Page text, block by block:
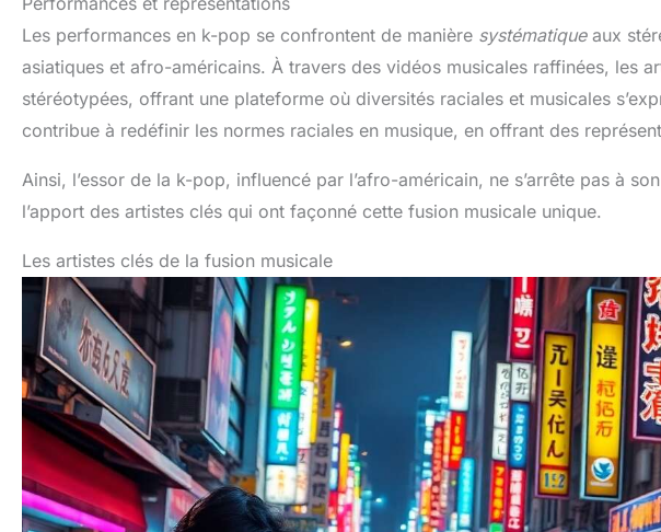
Les performances en k-pop se confrontent de manière systématiqueaux
asiatiques et afro-américains. À travers des vidéos musicales raffinées, les
stéréotypées, offrant une plateforme où diversités raciales et musicales
contribue à redéfinir les normes raciales en musique, en offrant des
Ainsi, l’essor de la k-pop, influencé par l’afro-américain, ne s’arrête pas à
l’apport des artistes clés qui ont façonné cette fusion musicale unique.
Les artistes clés de la fusion musicale